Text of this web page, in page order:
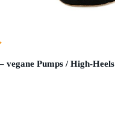
vegane Pumps / High-Heels